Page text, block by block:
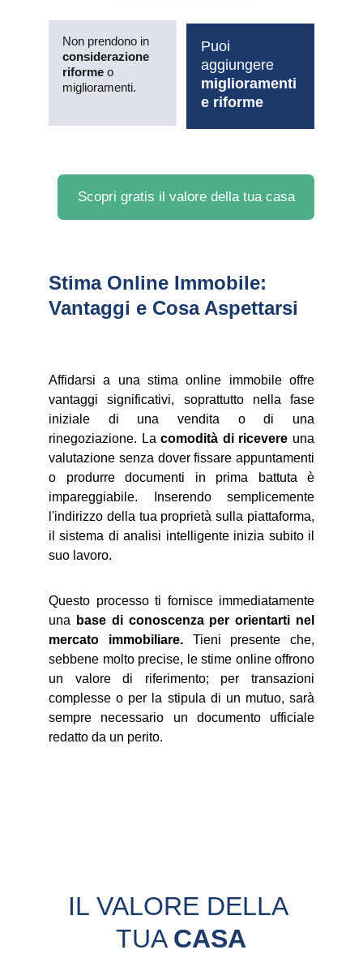
Scopri gratis il valore della tua casa
Non prendono in
considerazione
riforme o
miglioramenti.
Puoi
aggiungere
miglioramenti
e riforme
Stima Online Immobile:
Vantaggi e Cosa Aspettarsi
Affidarsi a una stima online immobile offre
vantaggi significativi, soprattutto nella fase
iniziale di una vendita o di una
rinegoziazione. Lacomodità di ricevere una
valutazione senza dover fissare appuntamenti
o produrre documenti in prima battuta è
impareggiabile. Inserendo semplicemente
l'indirizzo della tua proprietà sulla piattaforma,
il sistema di analisi intelligente inizia subito il
suo lavoro.
Questo processo ti fornisce immediatamente
una
base di conoscenza per orientarti nel
mercato immobiliare.Tieni presente che,
sebbene molto precise, le stime online offrono
un valore di riferimento; per transazioni
complesse o per la stipula di un mutuo, sarà
sempre necessario un documento ufficiale
redatto da un perito.
IL VALORE DELLA
TUA CASA